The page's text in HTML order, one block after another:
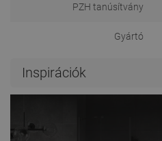
PZH tanúsítvány
Gyártó
Inspirációk